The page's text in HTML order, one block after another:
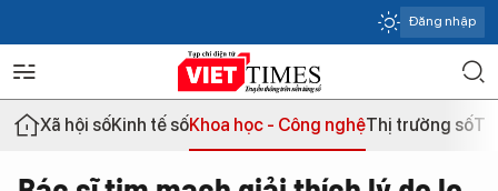
Đăng nhập
Xã hội sốKinh tế sốKhoa học - Công nghệThị trường số